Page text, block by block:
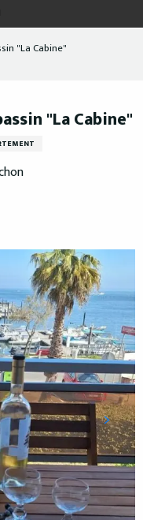
"La Cabine"
"La Cabine"